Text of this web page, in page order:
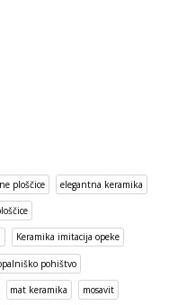
ploščice elegantna keramika
Keramika imitacija opeke
pohištvo
mat keramika mosavit